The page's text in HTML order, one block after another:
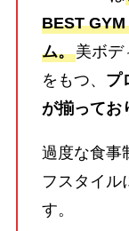
BEST
ム。美ボデ
をもつ、 プ
が揃ってお
過度な食事
フスタイル
す。